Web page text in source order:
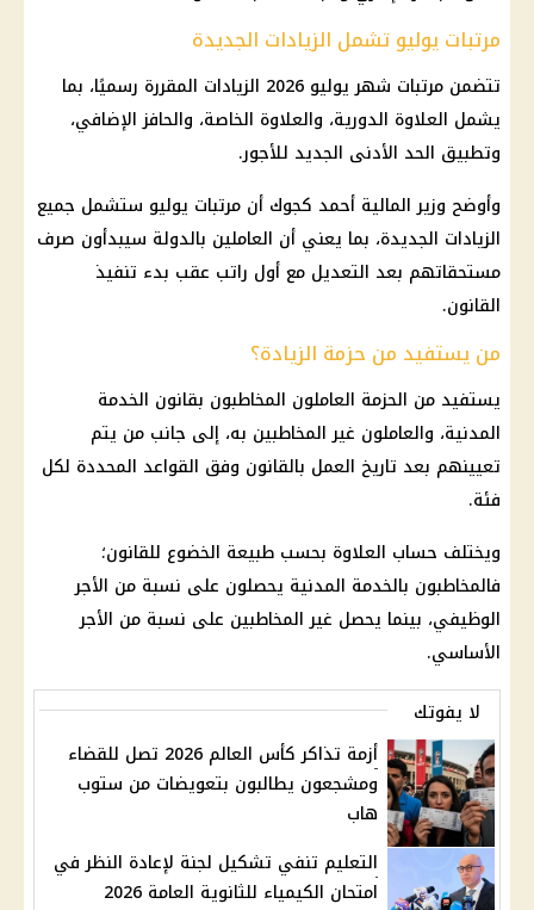
مرتبات يوليو تشمل الزيادات الجديدة
تتضمن مرتبات شهر يوليو 2026
الزيادات المقررة رسميًا، بما
يشمل العلاوة الدورية، والعلاوة الخاصة، والحافز الإضافي،
وتطبيق الحد الأدنى الجديد للأجور.
وأوضح وزير المالية أحمد كجوك أن مرتبات يوليو ستشمل جميع
الزيادات الجديدة، بما يعني أن العاملين بالدولة سيبدأون صرف
مستحقاتهم بعد التعديل مع أول راتب عقب بدء تنفيذ
القانون.
من يستفيد من حزمة الزيادة؟
يستفيد من الحزمة العاملون المخاطبون بقانون الخدمة
المدنية، والعاملون غير المخاطبين به، إلى جانب من يتم
تعيينهم بعد تاريخ العمل بالقانون وفق القواعد المحددة لكل
فئة.
ويختلف حساب العلاوة بحسب طبيعة الخضوع للقانون؛
فالمخاطبون بالخدمة المدنية يحصلون على نسبة من الأجر
الوظيفي، بينما يحصل غير المخاطبين على نسبة من الأجر
الأساسي.
لا يفوتك
أزمة تذاكر كأس العالم 2026 تصل للقضاء
ومشجعون يطالبون بتعويضات من ستوب
هاب
التعليم تنفي تشكيل لجنة لإعادة النظر في
امتحان الكيمياء للثانوية العامة 2026